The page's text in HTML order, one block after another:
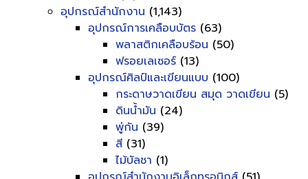
อุปกรณ์สำนักงาน (1,143)
อุปกรณ์การเคลือบบัตร (63)
พลาสติกเคลือบร้อน (50)
ฟรอยเลเซอร์ (13)
อุปกรณ์ศิลป์และเขียนแบบ (100)
กระดาษวาดเขียน สมุด วาดเขียน (5)
ดินน้ำมัน (24)
พู่กัน (39)
สี (31)
ไม้บัลชา (1)